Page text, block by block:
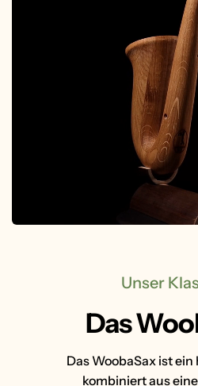
Unser
Das
Das WoobaSax ist
kombiniert aus